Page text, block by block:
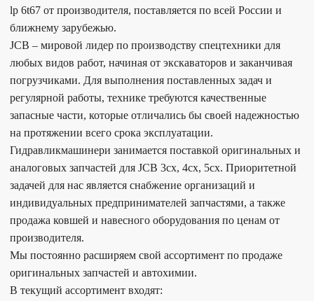
lp 6t67 от производителя, поставляется по всей России и
ближнему зарубежью.
JCB – мировой лидер по производству спецтехники для
любых видов работ, начиная от экскаваторов и заканчивая
погрузчиками. Для выполнения поставленных задач и
регулярной работы, технике требуются качественные
запасные части, которые отличались бы своей надежностью
на протяжении всего срока эксплуатации.
Гидравликмашинери занимается поставкой оригинальных и
аналоговых запчастей для JCB 3cx, 4cx, 5cx. Приоритетной
задачей для нас является снабжение организаций и
индивидуальных предпринимателей запчастями, а также
продажа ковшей и навесного оборудования по ценам от
производителя.
Мы постоянно расширяем свой ассортимент по продаже
оригинальных запчастей и автохимии.
В текущий ассортимент входят: